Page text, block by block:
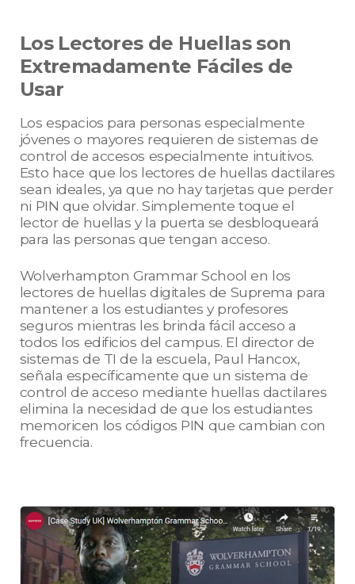
Los Lectores de Huellas son
Extremadamente Fáciles de
Usar
Los espacios para personas especialmente
jóvenes o mayores requieren de sistemas de
control de accesos especialmente intuitivos.
Esto hace que los lectores de huellas dactilares
sean ideales, ya que no hay tarjetas que perder
ni PIN que olvidar. Simplemente toque el
lector de huellas y la puerta se desbloqueará
para las personas que tengan acceso.
Wolverhampton Grammar School en los
lectores de huellas digitales de Suprema para
mantener a los estudiantes y profesores
seguros mientras les brinda fácil acceso a
todos los edificios del campus. El director de
sistemas de TI de la escuela, Paul Hancox,
señala específicamente que un sistema de
control de acceso mediante huellas dactilares
elimina la necesidad de que los estudiantes
memoricen los códigos PIN que cambian con
frecuencia.